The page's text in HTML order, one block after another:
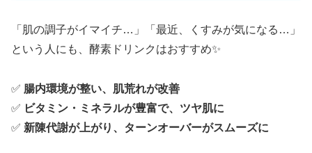
「肌の調子がイマイチ…」「最近、くすみが気になる…」
という人にも、酵素ドリンクはおすすめ✨
✅ 腸内環境が整い、肌荒れが改善
✅ ビタミン・ミネラルが豊富で、ツヤ肌に
✅ 新陳代謝が上がり、ターンオーバーがスムーズに